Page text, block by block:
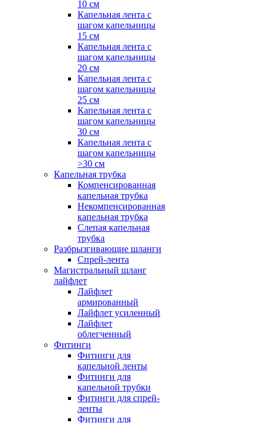
10 см
Капельная лента с
шагом капельницы
15 см
Капельная лента с
шагом капельницы
20 см
Капельная лента с
шагом капельницы
25 см
Капельная лента с
шагом капельницы
30 см
Капельная лента с
шагом капельницы
>30 см
Капельная трубка
Компенсированная
капельная трубка
Некомпенсированная
капельная трубка
Слепая капельная
трубка
Разбрызгивающие шланги
Спрей-лента
Магистральный шланг
лайфлет
Лайфлет
армированный
Лайфлет усиленный
Лайфлет
облегченный
Фитинги
Фитинги для
капельной ленты
Фитинги для
капельной трубки
Фитинги для спрей-
ленты
Фитинги для